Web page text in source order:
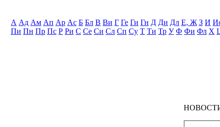
А Ад Ам Ап Ар Ас Б Бл В Ви Г Ге Ги Гн Д Ди Дл Е, Ж З И
Пи Пн Пр Пс Р Ри С Се Си Сл Сп Су Т Ти Тр У Ф Фи Фл Х